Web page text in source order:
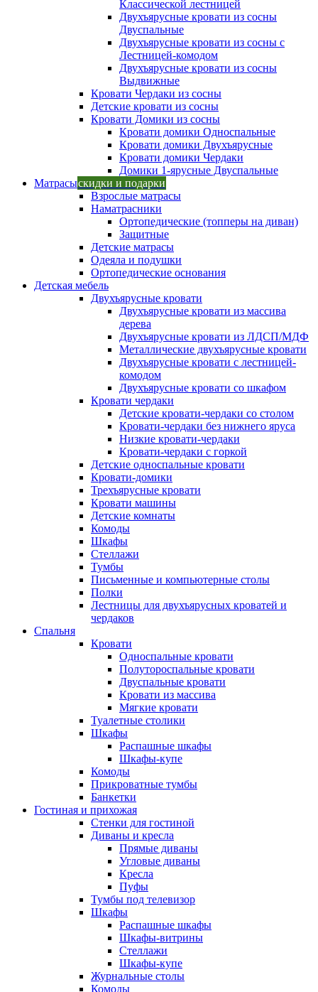
Классической лестницей
Двухъярусные кровати из сосны
Двуспальные
Двухъярусные кровати из сосны с
Лестницей-комодом
Двухъярусные кровати из сосны
Выдвижные
Кровати Чердаки из сосны
Детские кровати из сосны
Кровати Домики из сосны
Кровати домики Односпальные
Кровати домики Двухъярусные
Кровати домики Чердаки
Домики 1-ярусные Двуспальные
Матрасыскидки и подарки
Взрослые матрасы
Наматрасники
Ортопедические (топперы на диван)
Защитные
Детские матрасы
Одеяла и подушки
Ортопедические основания
Детская мебель
Двухъярусные кровати
Двухъярусные кровати из массива
дерева
Двухъярусные кровати из ЛДСП/МДФ
Металлические двухъярусные кровати
Двухъярусные кровати с лестницей-
комодом
Двухъярусные кровати со шкафом
Кровати чердаки
Детские кровати-чердаки со столом
Кровати-чердаки без нижнего яруса
Низкие кровати-чердаки
Кровати-чердаки с горкой
Детские односпальные кровати
Кровати-домики
Трехъярусные кровати
Кровати машины
Детские комнаты
Комоды
Шкафы
Стеллажи
Тумбы
Письменные и компьютерные столы
Полки
Лестницы для двухъярусных кроватей и
чердаков
Спальня
Кровати
Односпальные кровати
Полутороспальные кровати
Двуспальные кровати
Кровати из массива
Мягкие кровати
Туалетные столики
Шкафы
Распашные шкафы
Шкафы-купе
Комоды
Прикроватные тумбы
Банкетки
Гостиная и прихожая
Стенки для гостиной
Диваны и кресла
Прямые диваны
Угловые диваны
Кресла
Пуфы
Тумбы под телевизор
Шкафы
Распашные шкафы
Шкафы-витрины
Стеллажи
Шкафы-купе
Журнальные столы
Комоды